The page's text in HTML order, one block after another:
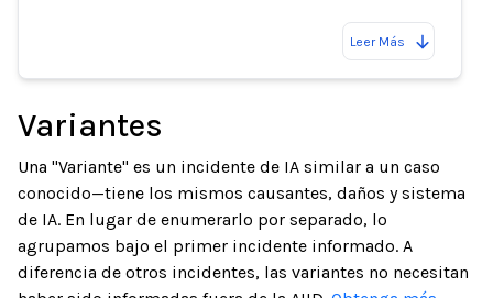
Leer Más
Variantes
Una "Variante" es un incidente de IA similar a un caso
conocido—tiene los mismos causantes, daños y sistema
de IA. En lugar de enumerarlo por separado, lo
agrupamos bajo el primer incidente informado. A
diferencia de otros incidentes, las variantes no necesitan